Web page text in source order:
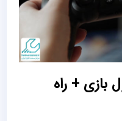
بازی + راه